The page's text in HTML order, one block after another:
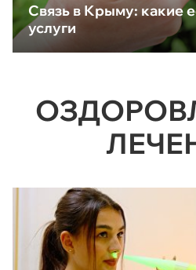
Связь в Крыму: какие
услуги